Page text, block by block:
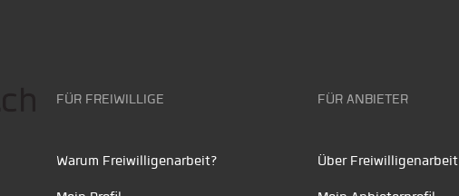
FÜR FREIWILLIGE
Warum Freiwilligenarbeit?
FÜR ANBIETER
Über Freiwilligenarbeit